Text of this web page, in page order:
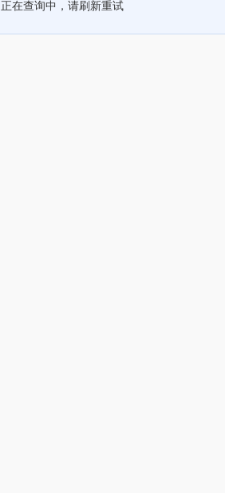
正在查询中，请刷新重试